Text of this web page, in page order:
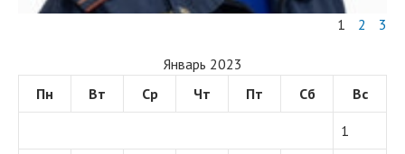
1 2 3
Январь 2023
Пн
Вт Ср Чт Пт Сб Вс
1